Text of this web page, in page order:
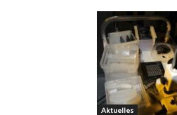
Aktuelles